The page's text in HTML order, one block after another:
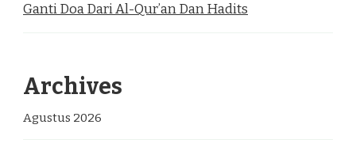
Ganti Doa Dari Al-Qur’an Dan Hadits
Archives
Agustus 2026